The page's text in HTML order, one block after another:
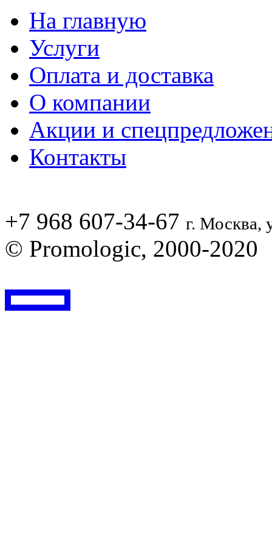
На главную
Услуги
Оплата и доставка
О компании
Акции и
Контакты
+7 968 607-34-67 г. Москва,
© Promologic, 2000-2020